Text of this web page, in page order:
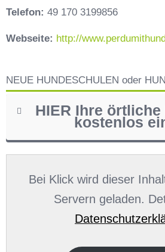
Telefon: 49 170 3199856
Webseite: http://
NEUE HUNDESCHULEN oder
HIER Ihre
kostenlos
Bei Klick wird dieser
Servern geladen.